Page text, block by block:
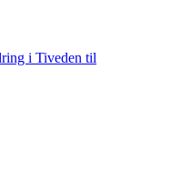
i Tiveden til